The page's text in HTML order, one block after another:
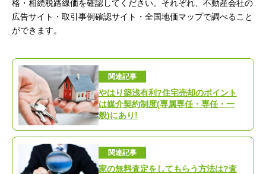
格・相続税路線価を確認してください。それぞれ、不動産会社の
広告サイト・取引事例確認サイト・全国地価マップで調べること
ができます。
関連記事
やはり築浅有利?住宅売却のポイント
は媒介契約制度(専属専任・専任・一
般)にあり!
関連記事
家の無料査定をしてもらう方法は?査